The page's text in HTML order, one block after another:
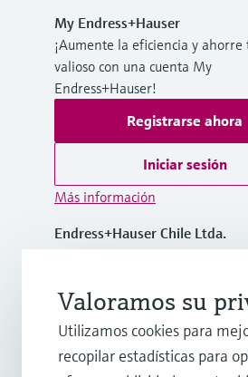
My Endress+Hauser
¡Aumente la eficiencia y ahorre
valioso con una cuenta My
Endress+Hauser!
Registrarse ahora
Iniciar sesión
Más información
Endress+Hauser Chile Ltda.
Chile
(56 2) 2398 9100
info@cl.endress.com
Valoramos su
Utilizamos cookies para
recopilar estadísticas para